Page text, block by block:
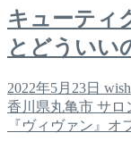
キューティ
とどういい
2022年5月23日 wish
香川県丸亀市 サロ
『ヴィヴァン』オ